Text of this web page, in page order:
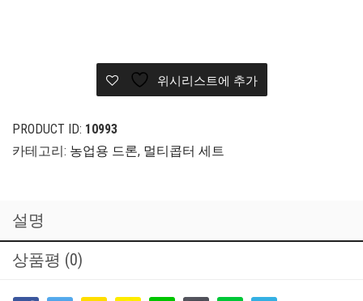
위시리스트에 추가
PRODUCT ID: 10993
카테고리: 농업용 드론, 멀티콥터 세트
설명
상품평 (0)